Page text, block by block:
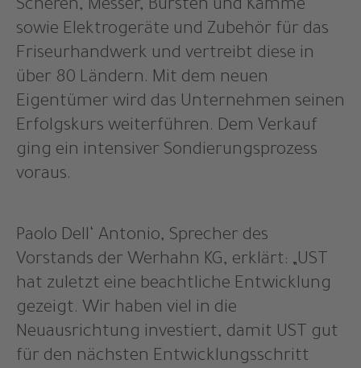
Scheren, Messer, Bürsten und Kämme
sowie Elektrogeräte und Zubehör für das
Friseurhandwerk und vertreibt diese in
über 80 Ländern. Mit dem neuen
Eigentümer wird das Unternehmen seinen
Erfolgskurs weiterführen. Dem Verkauf
ging ein intensiver Sondierungsprozess
voraus.
Paolo Dell‘ Antonio, Sprecher des
Vorstands der Werhahn KG, erklärt: „UST
hat zuletzt eine beachtliche Entwicklung
gezeigt. Wir haben viel in die
Neuausrichtung investiert, damit UST gut
für den nächsten Entwicklungsschritt